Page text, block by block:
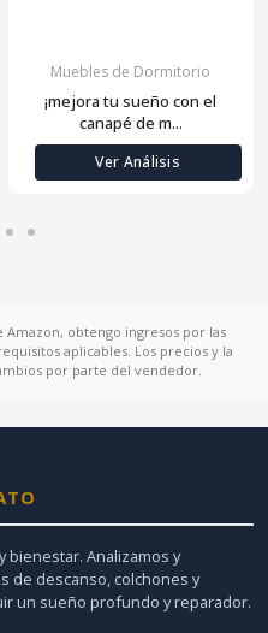
Muebles de Dormitorio
¡mejora tu sueño con el
canapé de m...
Ver Análisis
Amazon, obtengo ingresos por las
aplicables. Los precios y la
por parte del vendedor.
bienestar. Analizamos y
de descanso, colchones y
un sueño profundo y reparador.